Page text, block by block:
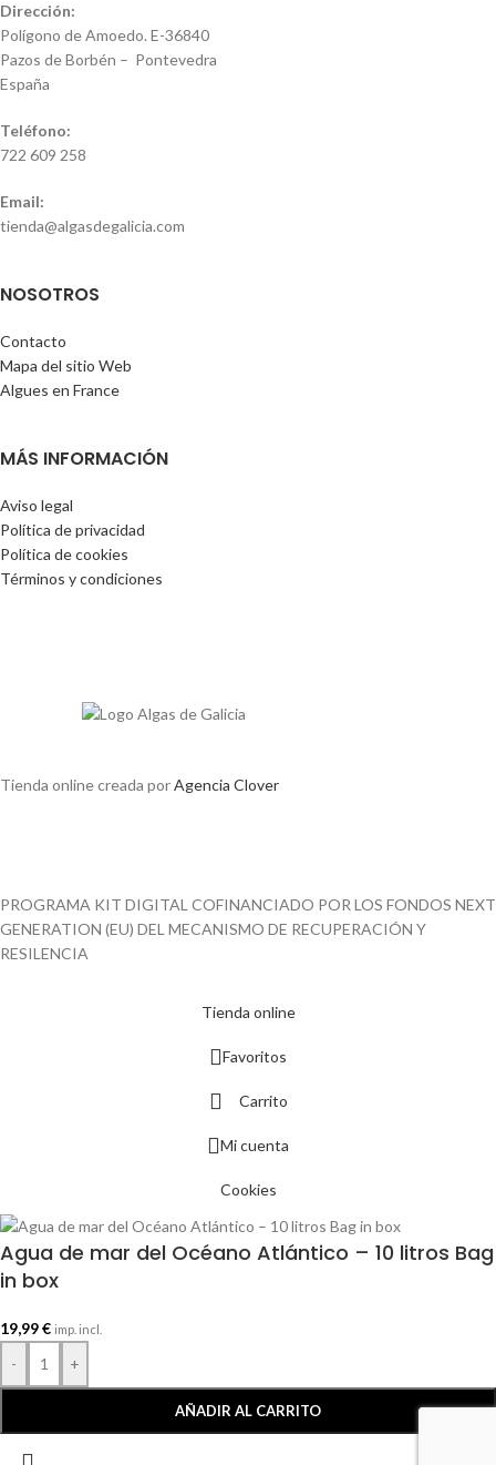
Dirección:
Polígono de Amoedo. E-36840
Pazos de Borbén – Pontevedra
España
Teléfono:
722 609 258
Email:
tienda@algasdegalicia.com
NOSOTROS
Contacto
Mapa del sitio Web
Algues en France
MÁS INFORMACIÓN
Aviso legal
Política de privacidad
Política de cookies
Términos y condiciones
Tienda online creada porAgencia Clover
PROGRAMA KIT DIGITAL COFINANCIADO POR LOS FONDOS NEXT
GENERATION (EU) DEL MECANISMO DE RECUPERACIÓN Y
RESILENCIA
Tienda online
Favoritos
Carrito
Mi cuenta
Cookies
Agua de mar del Océano Atlántico – 10 litros Bag
in box
19,99€ imp. incl.
- +
AÑADIR AL CARRITO